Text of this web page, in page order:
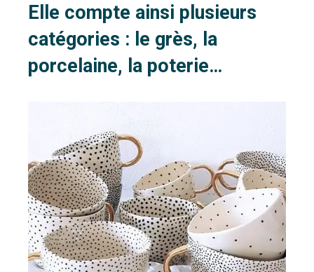
Elle compte ainsi plusieurs
catégories : le grès, la
porcelaine, la poterie…